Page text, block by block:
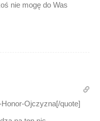
nie mogę do Was
Ojczyzna[/quote]